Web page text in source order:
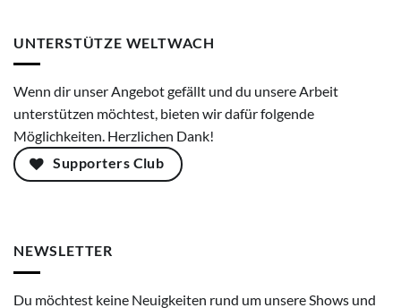
UNTERSTÜTZE WELTWACH
Wenn dir unser Angebot gefällt und du unsere Arbeit
unterstützen möchtest, bieten wir dafür folgende
Möglichkeiten. Herzlichen Dank!
Supporters Club
NEWSLETTER
Du möchtest keine Neuigkeiten rund um unsere Shows und